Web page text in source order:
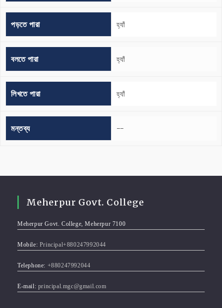
পড়তে পারা হ্যাঁ
বলতে পারা হ্যাঁ
লিখতে পারা হ্যাঁ
মন্তব্য --
Meherpur Govt. College
Meherpur Govt. College, Meherpur 7100
Mobile: Principal+880247992044
Telephone: +880247992044
E-mail: principal.mgc@gmail.com